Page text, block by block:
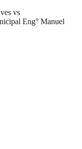
vs
Eng° Manuel